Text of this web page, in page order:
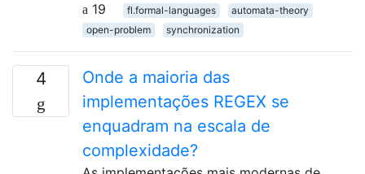
19
fl.formal-languages
automata-theory
open-problem
synchronization
4
Onde a maioria das
implementações REGEX se
enquadram na escala de
complexidade?